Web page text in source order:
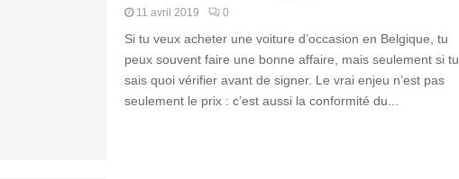
11 avril 2019 0
Si tu veux acheter une voiture d’occasion en Belgique, tu
peux souvent faire une bonne affaire, mais seulement si tu
sais quoi vérifier avant de signer. Le vrai enjeu n’est pas
seulement le prix : c’est aussi la conformité du...